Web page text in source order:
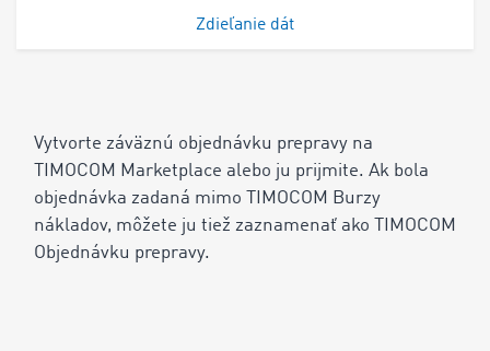
Zdieľanie dát
Vytvorte záväznú ‌objednávku prepravy na
TIMOCOM Marketplace alebo ju prijmite. Ak bola
‌objednávka zadaná mimo TIMOCOM Burzy
nákladov, môžete ju tiež zaznamenať ako TIMOCOM
‌Objednávku prepravy.